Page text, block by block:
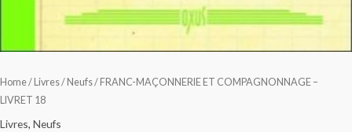
Home/ Livres/ Neufs/ FRANC-MAÇONNERIE ET COMPAGNONNAGE –
LIVRET 18
Livres, Neufs